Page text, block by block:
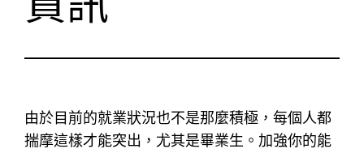
由於目前的就業狀況也不是那麼積極，每個人都
揣摩這樣才能突出，尤其是畢業生。加強你的能